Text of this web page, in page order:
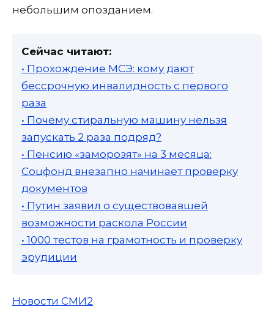
небольшим опозданием.
Сейчас читают:
• Прохождение МСЭ: кому дают
бессрочную инвалидность с первого
раза
• Почему стиральную машину нельзя
запускать 2 раза подряд?
• Пенсию «заморозят» на 3 месяца:
Соцфонд внезапно начинает проверку
документов
• Путин заявил о существовавшей
возможности раскола России
• 1000 тестов на грамотность и проверку
эрудиции
Новости СМИ2